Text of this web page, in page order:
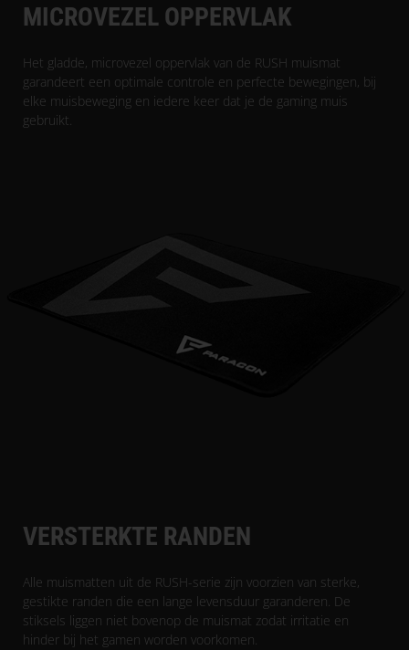
MICROVEZEL OPPERVLAK
Het gladde, microvezel oppervlak van de RUSH muismat
garandeert een optimale controle en perfecte bewegingen, bij
elke muisbeweging en iedere keer dat je de gaming muis
gebruikt.
VERSTERKTE RANDEN
Alle muismatten uit de RUSH-serie zijn voorzien van sterke,
gestikte randen die een lange levensduur garanderen. De
stiksels liggen niet bovenop de muismat zodat irritatie en
hinder bij het gamen worden voorkomen.